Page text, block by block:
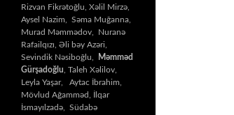
Rizvan Fikrətoğlu, Xəlil Mirzə,
Aysel Nazim, Səma Muğanna,
Murad Məmmədov, Nuranə
Rafailqızı, Əli bəy Azəri,
Sevindik Nəsiboğlu,
Məmməd
Gürşadoğlu , Taleh Xəlilov,
Leyla Yaşar, Aytac İbrahim,
Mövlud Ağamməd, İlqar
İsmayılzadə, Südabə